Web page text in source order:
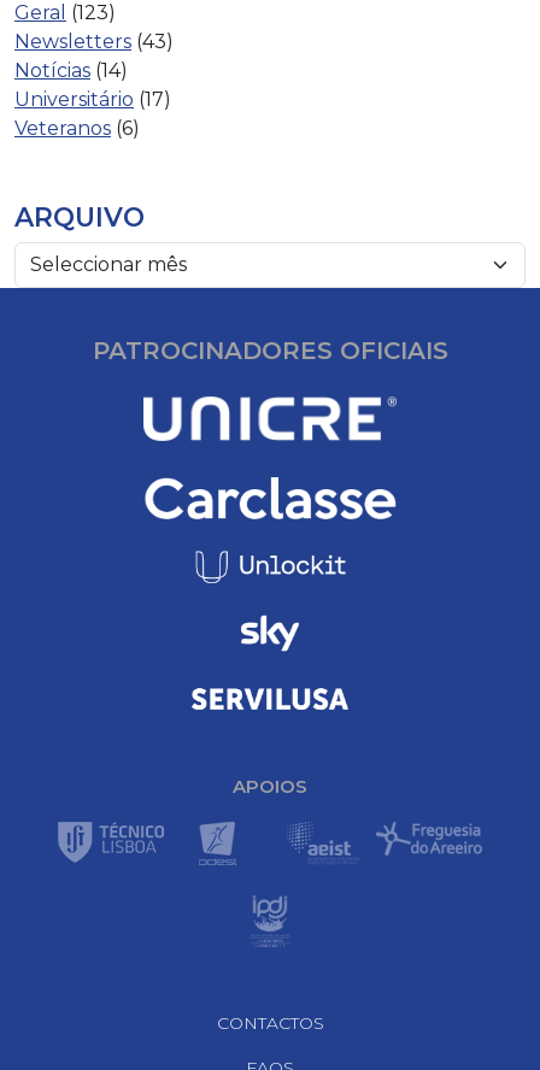
Geral (123)
Newsletters (43)
Notícias (14)
Universitário (17)
Veteranos (6)
ARQUIVO
PATROCINADORES OFICIAIS
APOIOS
CONTACTOS